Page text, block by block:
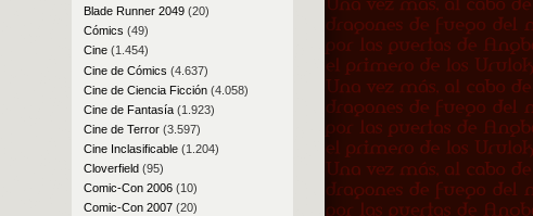
Blade Runner 2049(20)
Cómics (49)
Cine(1.454)
Cine de Cómics (4.637)
Cine de Ciencia Ficción(4.058)
Cine de Fantasía(1.923)
Cine de Terror(3.597)
Cine Inclasificable(1.204)
Cloverfield(95)
Comic-Con 2006(10)
Comic-Con 2007(20)